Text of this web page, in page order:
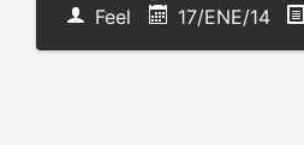
Feel 17/ENE/14